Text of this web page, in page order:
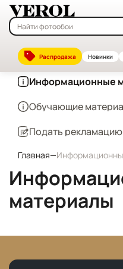
Распродажа Новинки
Сервис
Отчеты
Информационные
Обучающие
Подать рекламацию
Главная—
материалы